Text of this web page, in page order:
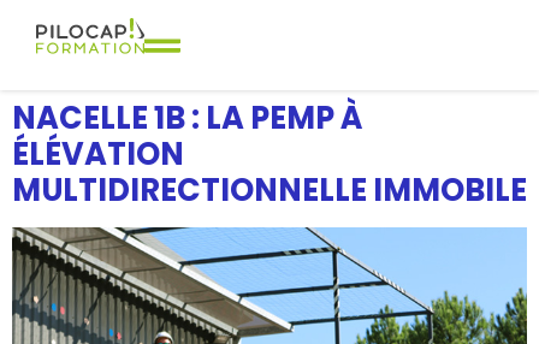
NACELLE 1B : LA PEMP À
ÉLÉVATION
MULTIDIRECTIONNELLE IMMOBILE